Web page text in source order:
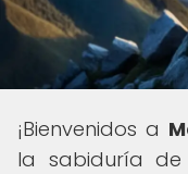
¡Bienvenidos a
la sabiduría